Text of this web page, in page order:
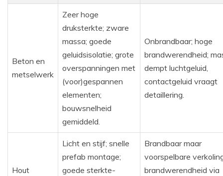
Beton en
metselwerk
Zeer hoge
druksterkte; zware
massa; goede
geluidsisolatie; grote
overspanningen met
(voor)gespannen
elementen;
bouwsnelheid
gemiddeld.
Onbrandbaar; hoge
brandwerendheid;
dempt luchtgeluid,
contactgeluid vraagt
detaillering.
Hout
Licht en stijf; snelle
prefab montage;
goede sterkte-
Brandbaar maar
voorspelbare
brandwerendheid via